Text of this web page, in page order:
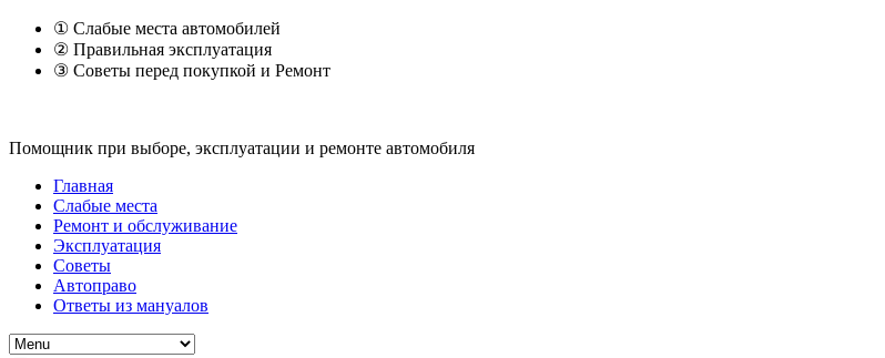
① Слабые места автомобилей
② Правильная эксплуатация
③ Советы перед покупкой и Ремонт
Помощник при выборе, эксплуатации и ремонте автомобиля
Главная
Слабые места
Ремонт и обслуживание
Эксплуатация
Советы
Автоправо
Ответы из мануалов